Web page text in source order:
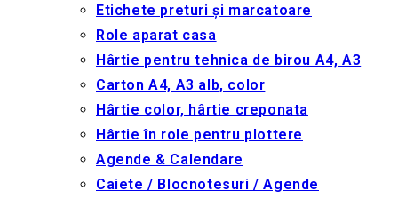
Etichete preturi și marcatoare
Role aparat casa
Hârtie pentru tehnica de birou A4, A3
Carton A4, A3 alb, color
Hârtie color, hârtie creponata
Hârtie în role pentru plottere
Agende & Calendare
Caiete / Blocnotesuri / Agende